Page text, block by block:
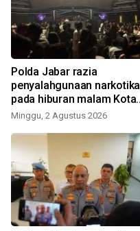
Polda Jabar razia
penyalahgunaan narkotika
pada hiburan malam Kota
Bandung
Minggu, 2 Agustus 2026